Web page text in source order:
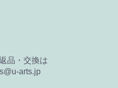
品・交換は
arts.jp